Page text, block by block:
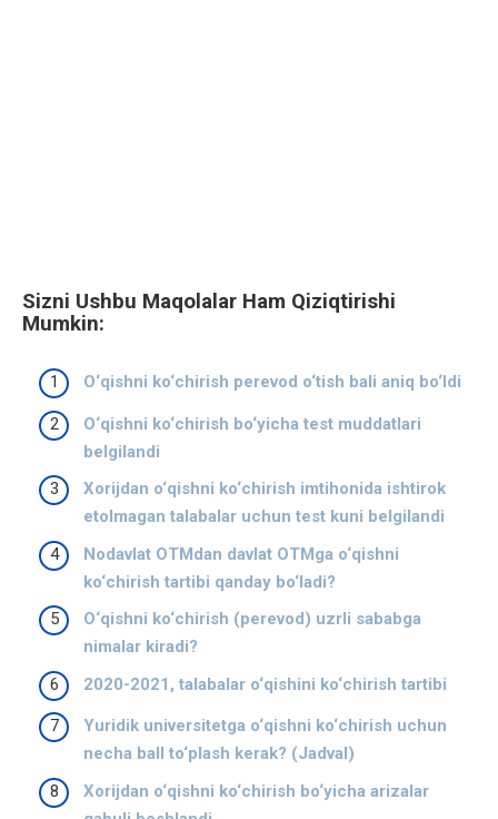
Sizni Ushbu Maqolalar Ham Qiziqtirishi
Mumkin:
O‘qishni ko‘chirish perevod o‘tish bali aniq bo‘ldi
O‘qishni ko‘chirish bo‘yicha test muddatlari
belgilandi
Xorijdan o‘qishni ko‘chirish imtihonida ishtirok
etolmagan talabalar uchun test kuni belgilandi
Nodavlat OTMdan davlat OTMga o‘qishni
ko‘chirish tartibi qanday bo‘ladi?
O‘qishni ko‘chirish (perevod) uzrli sababga
nimalar kiradi?
2020-2021, talabalar o‘qishini ko‘chirish tartibi
Yuridik universitetga o‘qishni ko‘chirish uchun
necha ball to‘plash kerak? (Jadval)
Xorijdan o‘qishni ko‘chirish bo‘yicha arizalar